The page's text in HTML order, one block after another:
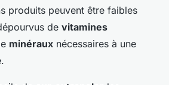
produits peuvent être faibles
de vitamines
minéraux nécessaires à une